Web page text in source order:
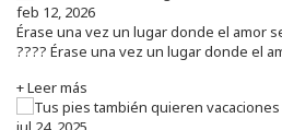
feb 12, 2026
Érase una vez un lugar donde el amor
???? Érase una vez un lugar donde el
+ Leer más